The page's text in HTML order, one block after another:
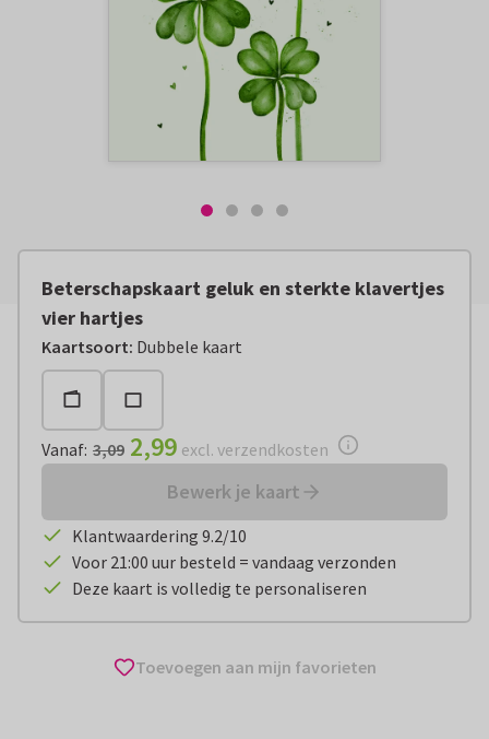
Beterschapskaart geluk en sterkte klavertjes
vier hartjes
Kaartsoort: Dubbele kaart
Vanaf: € 2,99 excl. verzendkosten
Vanaf: 3,09 2,99 excl. verzendkosten
Bewerk je kaart
Klantwaardering 9.2/10
Voor 21:00 uur besteld = vandaag verzonden
Deze kaart is volledig te personaliseren
Toevoegen aan mijn favorieten